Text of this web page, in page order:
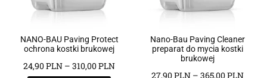
NANO-BAU Paving Protect
ochrona kostki brukowej
24,90PLN –310,00PLN
Nano-Bau Paving Cleaner
preparat do mycia kostki
brukowej
27,90PLN –365,00PLN